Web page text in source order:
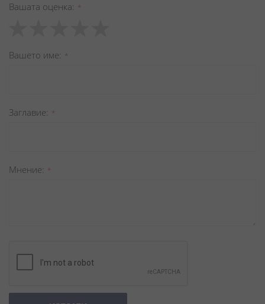
Вашата оценка
star
stars
stars
stars
stars
Вашето име
Заглавиe
Мнение